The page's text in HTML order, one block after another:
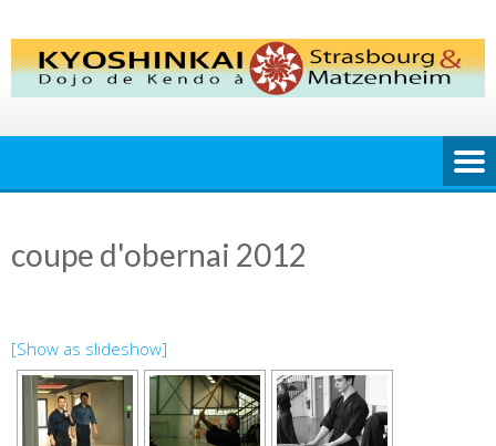
to
content
coupe d'obernai 2012
[Show as slideshow]